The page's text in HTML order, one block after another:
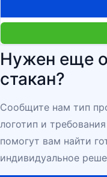
Нужен еще
стакан?
Сообщите нам тип
логотип и
помогут вам найти
индивидуальное